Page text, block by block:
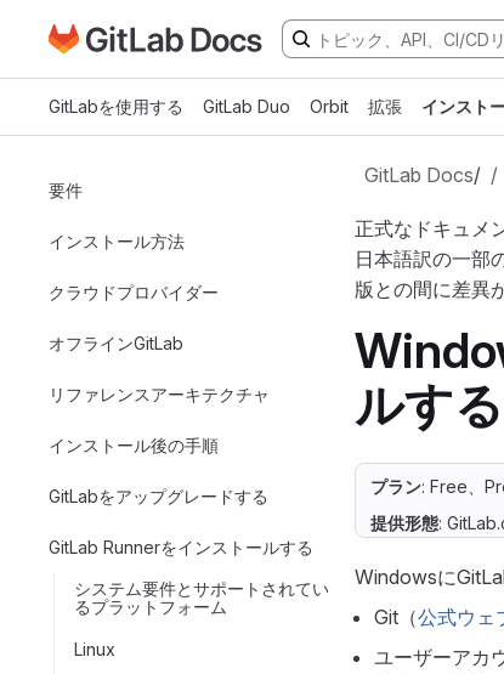
メインコンテンツにスキップ
GitLabドキュメントのホームページに移動
GitLabを使用する GitLab Duo Orbit 拡張 インスト
要件
インストール方法
クラウドプロバイダー
オフラインGitLab
リファレンスアーキテクチャ
インストール後の手順
GitLabをアップグレードする
GitLab Runnerをインストールする
システム要件とサポートされてい
るプラットフォーム
Linux
GitLab Docs/
正式なドキュメ
日本語訳の一部
版との間に差異
ルする
プラン: Free、
提供形態:
Windowsに
Git（公式ウェ
ユーザーアカ